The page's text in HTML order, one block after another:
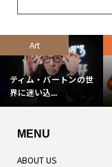
Art
ティム・バートンの世
界に迷い込...
MENU
ABOUT US